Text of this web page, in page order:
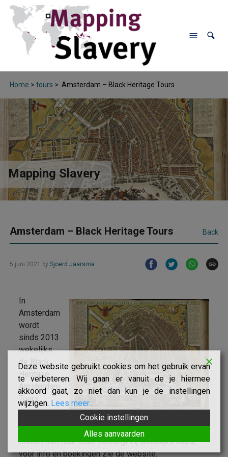
Home > tours > Amsterdam – Black Heritage Tours
Mapping Slavery
Amsterdam – Black Heritage Tours Back
5 juni 2021 by Sjoerd Jaarsma
Amsterdam (Atlas de Wit 1698)
In
Amsterdam
wordt
sinds 2013
wekelijks
de Black
Heritage
Amsterdam
Tours
aangeboden door initiator en gids Jennifer Tosch.
Samen met haar team verzorgt zij wekelijks tours,
voor info en boekingen zie de website.
Deze website gebruikt cookies om het gebruik ervan
te verbeteren. Wij gaan er vanuit de je hiermee
akkoord gaat, zo niet dan kun je de instellingen
wijzigen. Lees meer...
Cookie instellingen
Alles aanvaarden